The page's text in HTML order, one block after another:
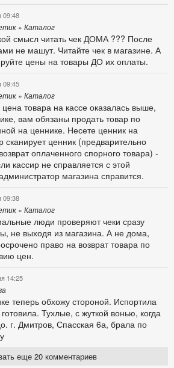
09:48
» Каталог
смысл читать чек ДОМА ??? После
не машут. Читайте чек в магазине. А
цены на товары ДО их оплаты.
09:45
» Каталог
цена товара на кассе оказалась выше,
вам обязаны продать товар по
на ценнике. Несете ценник на
сканирует ценник (предварительно
оплаченного спорного товара) -
кассир не справляется с этой
магазина справится.
09:38
» Каталог
люди проверяют чеки сразу
не выходя из магазина. А не дома,
право на возврат товара по
цен.
14:25
теперь обхожу стороной. Испортила
Тухлые, с жуткой вонью, когда
г. Дмитров, Спасская 6а, брала по
еще 20 комментариев